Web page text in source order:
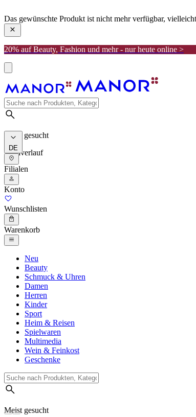
Das gewünschte Produkt ist nicht mehr verfügbar,
20% auf Beauty, Fashion und mehr - nur heute online >
Meist gesucht
Suchverlauf
DE
Filialen
Konto
Wunschlisten
Warenkorb
Neu
Beauty
Schmuck & Uhren
Damen
Herren
Kinder
Sport
Heim & Reisen
Spielwaren
Multimedia
Wein & Feinkost
Geschenke
Meist gesucht